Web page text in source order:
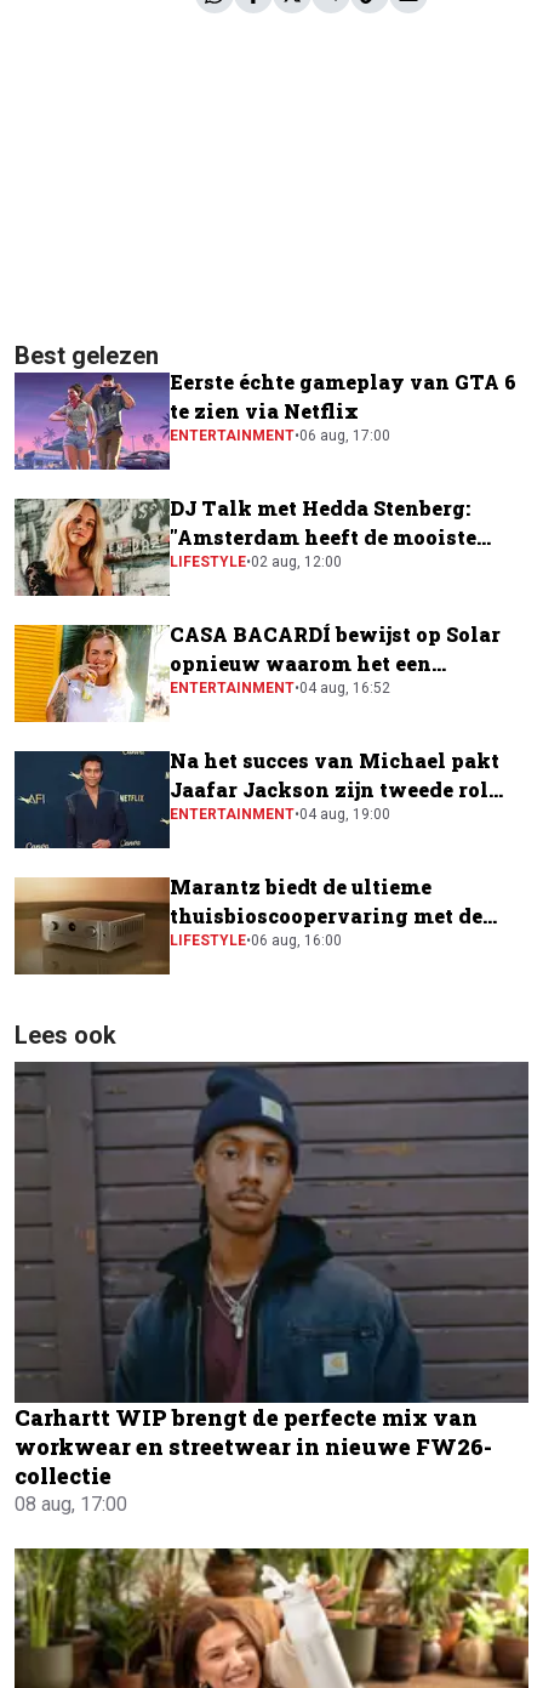
Best gelezen
Eerste échte gameplay van GTA 6
te zien via Netflix
ENTERTAINMENT•06 aug, 17:00
DJ Talk met Hedda Stenberg:
"Amsterdam heeft de mooiste
festivalscene van Europa"
LIFESTYLE•02 aug, 12:00
CASA BACARDÍ bewijst op Solar
opnieuw waarom het een
festivalfavoriet is
ENTERTAINMENT•04 aug, 16:52
Na het succes van Michael pakt
Jaafar Jackson zijn tweede rol
naast Will Smith
ENTERTAINMENT•04 aug, 19:00
Marantz biedt de ultieme
thuisbioscoopervaring met de
CINEMA Series 2
LIFESTYLE•06 aug, 16:00
Lees ook
Carhartt WIP brengt de perfecte mix van
workwear en streetwear in nieuwe FW26-
collectie
08 aug, 17:00